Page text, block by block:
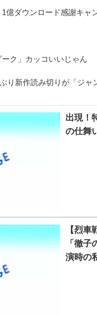
と分担でやる隊はそれ
億ダウンロード感謝キャ
ーク」カッコいいじゃん
り新作読み切りが「ジャ
出現！
の仕舞
【烈
「徹
演時の